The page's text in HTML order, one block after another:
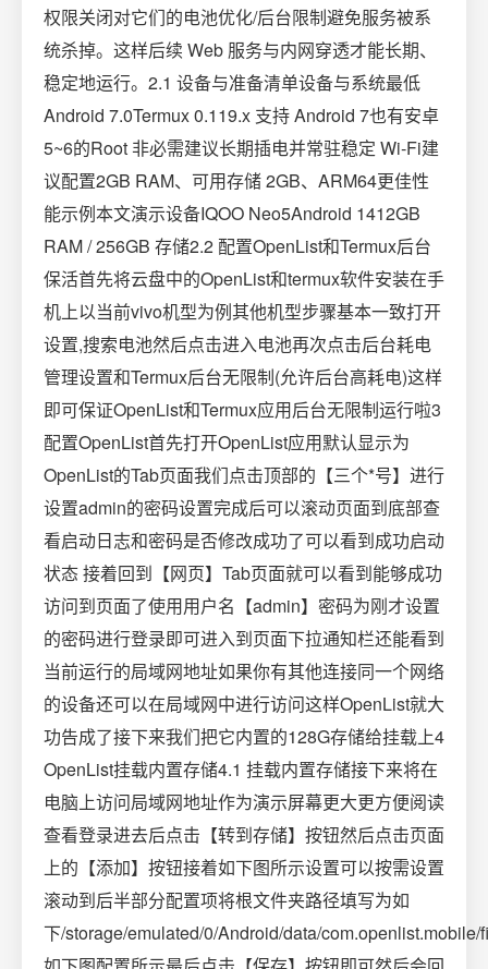
权限关闭对它们的电池优化/后台限制避免服务被系
统杀掉。这样后续 Web 服务与内网穿透才能长期、
稳定地运行。2.1 设备与准备清单设备与系统最低
Android 7.0Termux 0.119.x 支持 Android 7也有安卓
5~6的Root 非必需建议长期插电并常驻稳定 Wi‑Fi建
议配置2GB RAM、可用存储 2GB、ARM64更佳性
能示例本文演示设备IQOO Neo5Android 1412GB
RAM / 256GB 存储2.2 配置OpenList和Termux后台
保活首先将云盘中的OpenList和termux软件安装在手
机上以当前vivo机型为例其他机型步骤基本一致打开
设置,搜索电池然后点击进入电池再次点击后台耗电
管理设置和Termux后台无限制(允许后台高耗电)这样
即可保证OpenList和Termux应用后台无限制运行啦3
配置OpenList首先打开OpenList应用默认显示为
OpenList的Tab页面我们点击顶部的【三个*号】进行
设置admin的密码设置完成后可以滚动页面到底部查
看启动日志和密码是否修改成功了可以看到成功启动
状态 接着回到【网页】Tab页面就可以看到能够成功
访问到页面了使用用户名【admin】密码为刚才设置
的密码进行登录即可进入到页面下拉通知栏还能看到
当前运行的局域网地址如果你有其他连接同一个网络
的设备还可以在局域网中进行访问这样OpenList就大
功告成了接下来我们把它内置的128G存储给挂载上4
OpenList挂载内置存储4.1 挂载内置存储接下来将在
电脑上访问局域网地址作为演示屏幕更大更方便阅读
查看登录进去后点击【转到存储】按钮然后点击页面
上的【添加】按钮接着如下图所示设置可以按需设置
滚动到后半部分配置项将根文件夹路径填写为如
下/storage/emulated/0/Android/data/com.openlist.mobile/